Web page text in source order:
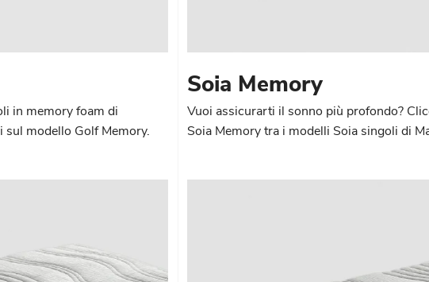
in memory foam di
modello Golf Memory.
Soia Memory
Vuoi assicurarti il sonno più profondo?
Soia Memory tra i modelli Soia singoli di